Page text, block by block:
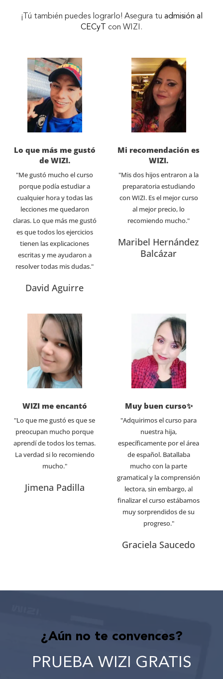
¡Tú también puedes lograrlo! Asegura tu admisión al
CECyT
con WIZI.
Lo que más me gustó
de WIZI.
"Me gustó mucho el curso
porque podía estudiar a
cualquier hora y todas las
lecciones me quedaron
claras. Lo que más me gustó
es que todos los ejercicios
tienen las explicaciones
escritas y me ayudaron a
resolver todas mis dudas."
David Aguirre
Mi recomendación es
WIZI.
"Mis dos hijos entraron a la
preparatoria estudiando
con WIZI. Es el mejor curso
al mejor precio, lo
recomiendo mucho."
Maribel Hernández
Balcázar
WIZI me encantó
"Lo que me gustó es que se
preocupan mucho porque
aprendí de todos los temas.
La verdad si lo recomiendo
mucho."
Jimena Padilla
Muy buen curso✨
"Adquirimos el curso para
nuestra hija,
específicamente por el área
de español. Batallaba
mucho con la parte
gramatical y la comprensión
lectora, sin embargo, al
finalizar el curso estábamos
muy sorprendidos de su
progreso."
Graciela Saucedo
¿Aún no te convences?
PRUEBA WIZI GRATIS